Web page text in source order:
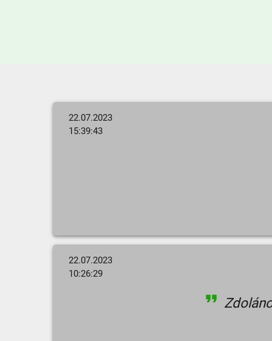
22.07.2023
15:39:43
22.07.2023
10:26:29